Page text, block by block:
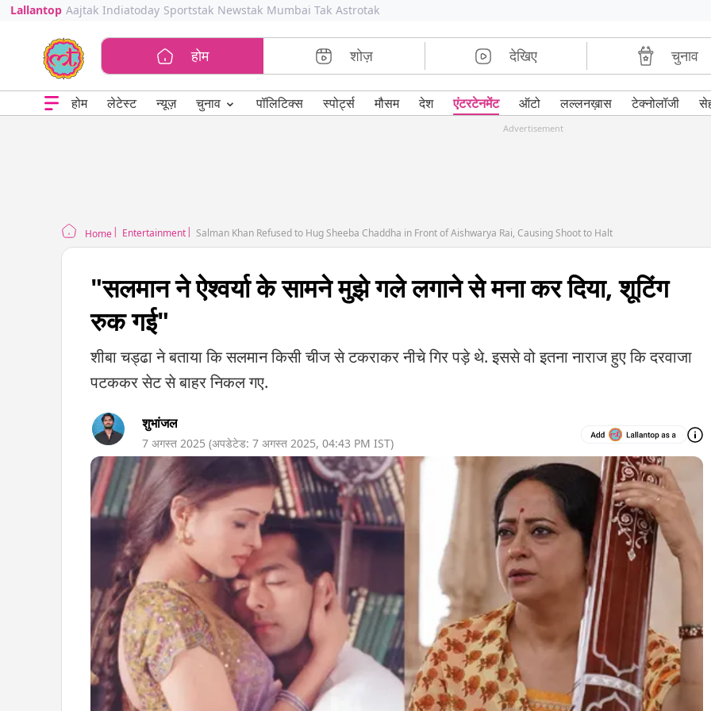
Lallantop Aajtak Indiatoday Sportstak Newstak Mumbai Tak Astrotak
होम शोज़ देखिए चुनाव
होम लेटेस्ट न्यूज़ चुनाव ⌄ पॉलिटिक्स स्पोर्ट्स मौसम देश एंटरटेनमेंट ऑटो लल्लनख़ास टेक्नोलॉजी
Advertisement
Home Entertainment Salman Khan Refused to Hug Sheeba Chaddha in Front of Aishwarya Rai, Causing Shoot to Halt
"सलमान ने ऐश्वर्या के सामने मुझे गले लगाने से मना कर दिया, शूटिंग
रुक गई"
शीबा चड्ढा ने बताया कि सलमान किसी चीज से टकराकर नीचे गिर पड़े थे. इससे वो इतना नाराज हुए कि दरवाजा
पटककर सेट से बाहर निकल गए.
शुभांजल
7 अगस्त 2025 (अपडेटेड: 7 अगस्त 2025, 04:43 PM IST)